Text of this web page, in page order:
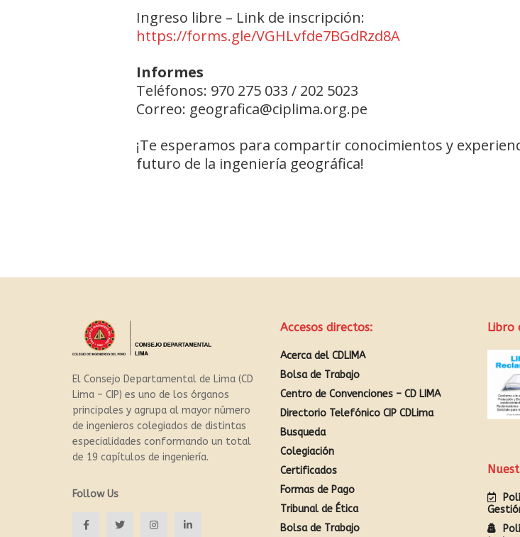
Ingreso libre – Link de inscripción:
https://forms.gle/VGHLvfde7BGdRzd8A
Informes
Teléfonos: 970 275 033 / 202 5023
Correo: geografica@ciplima.org.pe
¡Te esperamos para compartir conocimientos y
futuro de la ingeniería geográfica!
El Consejo Departamental de Lima (CD
Lima – CIP) es uno de los órganos
principales y agrupa al mayor número
de ingenieros colegiados de distintas
especialidades conformando un total
de 19 capítulos de ingeniería.
Follow Us
Accesos directos:
Acerca del CDLIMA
Bolsa de Trabajo
Centro de Convenciones – CD LIMA
Directorio Telefónico CIP CDLima
Busqueda
Colegiación
Certificados
Formas de Pago
Tribunal de Ética
Bolsa de Trabajo
Libro